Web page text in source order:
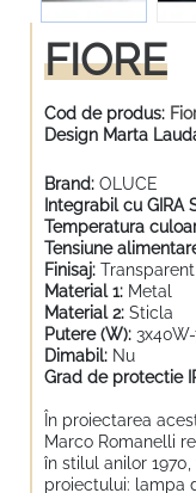
FIORE
Cod de produs:
Design Marta
Brand: OLUCE
Integrabil cu GIRA
Temperatura
Tensiune
Finisaj: Transparent
Material 1: Metal
Material 2: Sticla
Putere (W):
Dimabil: Nu
Grad de protectie
În proiectarea
Marco Romanelli
în stilul anilor
proiectului: lampa